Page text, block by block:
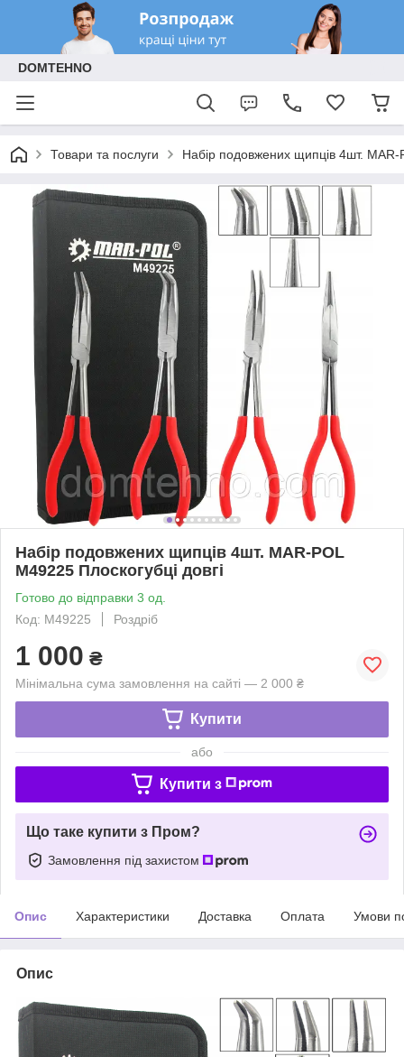
DOMTEHNO
Товари та послуги Набір подовжених щипців 4шт. MAR-
Набір подовжених щипців 4шт. MAR-POL
M49225 Плоскогубці довгі
Готово до відправки 3 од.
Код: M49225
Роздріб
1 000 ₴
Мінімальна сума замовлення на сайті — 2 000 ₴
Купити
або
Купити з
Що таке купити з Пром?
Замовлення під захистом
Опис Характеристики Доставка Оплата Умови
Опис